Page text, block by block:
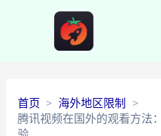
首页
海外地区限制
腾讯视频在国外的观看方法